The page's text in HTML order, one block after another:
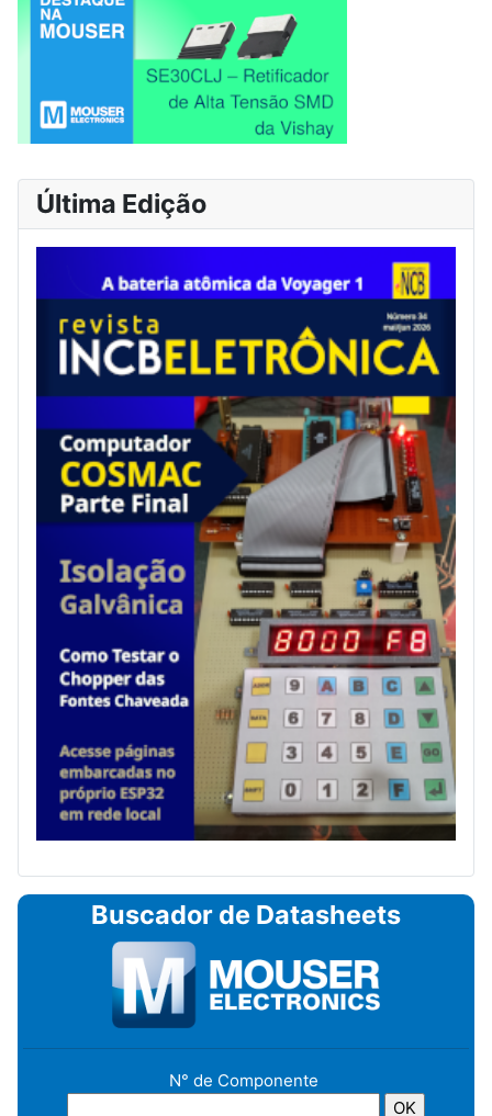
Última Edição
Buscador de Datasheets
N° de Componente